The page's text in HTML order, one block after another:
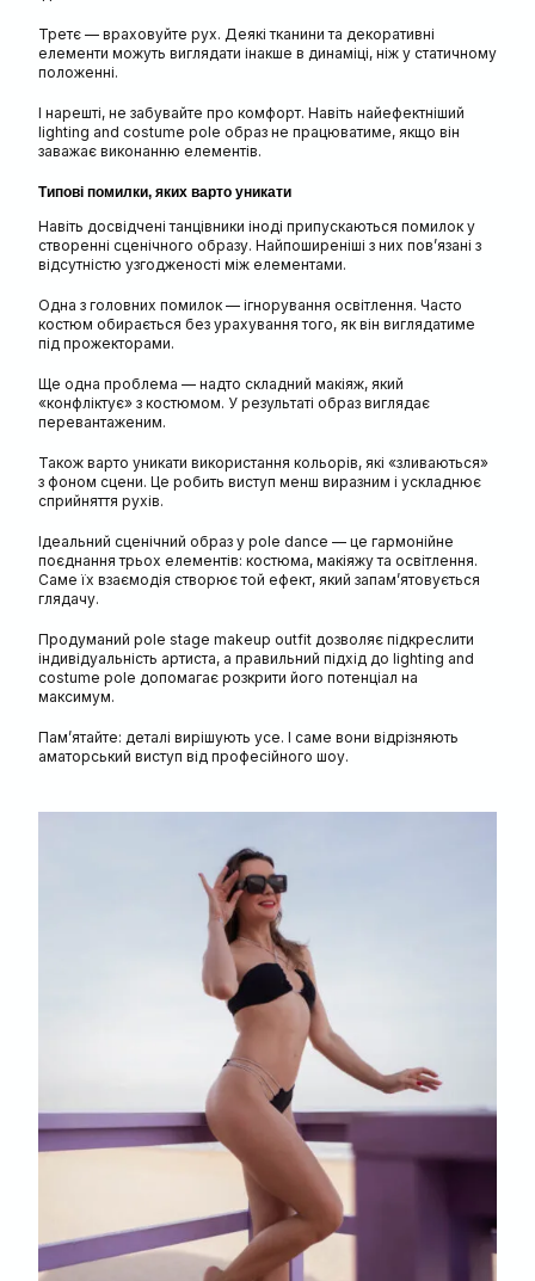
Третє — враховуйте рух. Деякі тканини та декоративні
елементи можуть виглядати інакше в динаміці, ніж у статичному
положенні.
І нарешті, не забувайте про комфорт. Навіть найефектніший
lighting and costume pole образ не працюватиме, якщо він
заважає виконанню елементів.
Типові помилки, яких варто уникати
Навіть досвідчені танцівники іноді припускаються помилок у
створенні сценічного образу. Найпоширеніші з них пов’язані з
відсутністю узгодженості між елементами.
Одна з головних помилок — ігнорування освітлення. Часто
костюм обирається без урахування того, як він виглядатиме
під прожекторами.
Ще одна проблема — надто складний макіяж, який
«конфліктує» з костюмом. У результаті образ виглядає
перевантаженим.
Також варто уникати використання кольорів, які «зливаються»
з фоном сцени. Це робить виступ менш виразним і ускладнює
сприйняття рухів.
Ідеальний сценічний образ у pole dance — це гармонійне
поєднання трьох елементів: костюма, макіяжу та освітлення.
Саме їх взаємодія створює той ефект, який запам’ятовується
глядачу.
Продуманий pole stage makeup outfit дозволяє підкреслити
індивідуальність артиста, а правильний підхід до lighting and
costume pole допомагає розкрити його потенціал на
максимум.
Пам’ятайте: деталі вирішують усе. І саме вони відрізняють
аматорський виступ від професійного шоу.